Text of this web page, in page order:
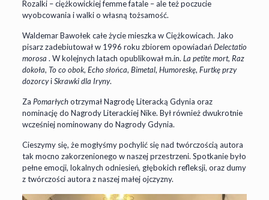
Rozalki – ciężkowickiej femme fatale – ale też poczucie
wyobcowania i walki o własną tożsamość.
Waldemar Bawołek całe życie mieszka w Ciężkowicach. Jako
pisarz zadebiutował w 1996 roku zbiorem opowiadańDelectatio
morosa . W kolejnych latach opublikował m.in. La petite mort, Raz
dokoła, To co obok, Echo słońca, Bimetal, Humoreskę, Furtkę przy
dozorcyiSkrawki dla Iryny.
Za Pomarłychotrzymał Nagrodę Literacką Gdynia oraz
nominację do Nagrody Literackiej Nike. Był również dwukrotnie
wcześniej nominowany do Nagrody Gdynia.
Cieszymy się, że mogłyśmy pochylić się nad twórczością autora
tak mocno zakorzenionego w naszej przestrzeni. Spotkanie było
pełne emocji, lokalnych odniesień, głębokich refleksji, oraz dumy
z twórczości autora z naszej małej ojczyzny.